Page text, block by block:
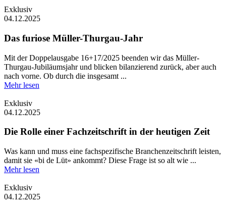
Exklusiv
04.12.2025
Das furiose Müller-Thurgau-Jahr
Mit der Doppelausgabe 16+17/2025 beenden wir das Müller-
Thurgau-Jubiläumsjahr und blicken bilanzierend zurück, aber auch
nach vorne. Ob durch die insgesamt ...
Mehr lesen
Exklusiv
04.12.2025
Die Rolle einer Fachzeitschrift in der heutigen Zeit
Was kann und muss eine fachspezifische Branchenzeitschrift leisten,
damit sie «bi de Lüt» ankommt? Diese Frage ist so alt wie ...
Mehr lesen
Exklusiv
04.12.2025